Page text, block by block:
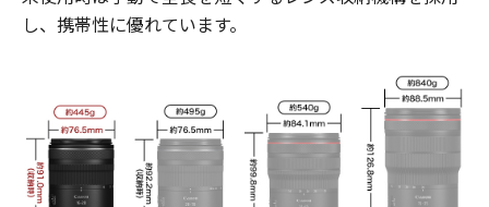
し、携帯性に優れています。